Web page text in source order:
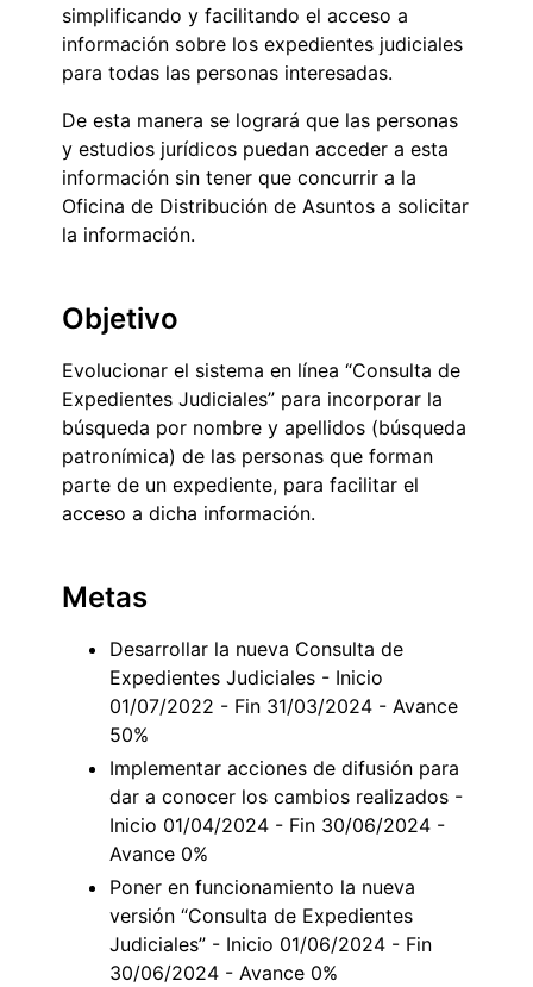
simplificando y facilitando el acceso a
información sobre los expedientes judiciales
para todas las personas interesadas.
De esta manera se logrará que las personas
y estudios jurídicos puedan acceder a esta
información sin tener que concurrir a la
Oficina de Distribución de Asuntos a solicitar
la información.
Objetivo
Evolucionar el sistema en línea “Consulta de
Expedientes Judiciales” para incorporar la
búsqueda por nombre y apellidos (búsqueda
patronímica) de las personas que forman
parte de un expediente, para facilitar el
acceso a dicha información.
Metas
Desarrollar la nueva Consulta de
Expedientes Judiciales - Inicio
01/07/2022 - Fin 31/03/2024 - Avance
50%
Implementar acciones de difusión para
dar a conocer los cambios realizados -
Inicio 01/04/2024 - Fin 30/06/2024 -
Avance 0%
Poner en funcionamiento la nueva
versión “Consulta de Expedientes
Judiciales” - Inicio 01/06/2024 - Fin
30/06/2024 - Avance 0%